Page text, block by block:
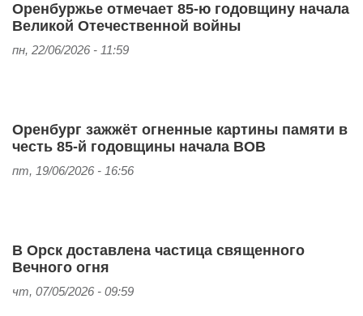
Оренбуржье отмечает 85‑ю годовщину начала
Великой Отечественной войны
пн, 22/06/2026 - 11:59
Оренбург зажжёт огненные картины памяти в
честь 85-й годовщины начала ВОВ
пт, 19/06/2026 - 16:56
В Орск доставлена частица священного
Вечного огня
чт, 07/05/2026 - 09:59